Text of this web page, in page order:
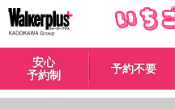
安心
予約制
予約不要